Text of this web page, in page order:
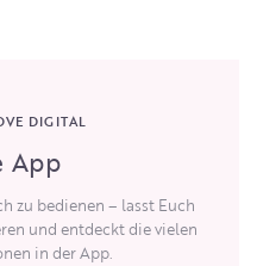
DIGITAL
App
zu bedienen – lasst Euch
und entdeckt die vielen
in der App.